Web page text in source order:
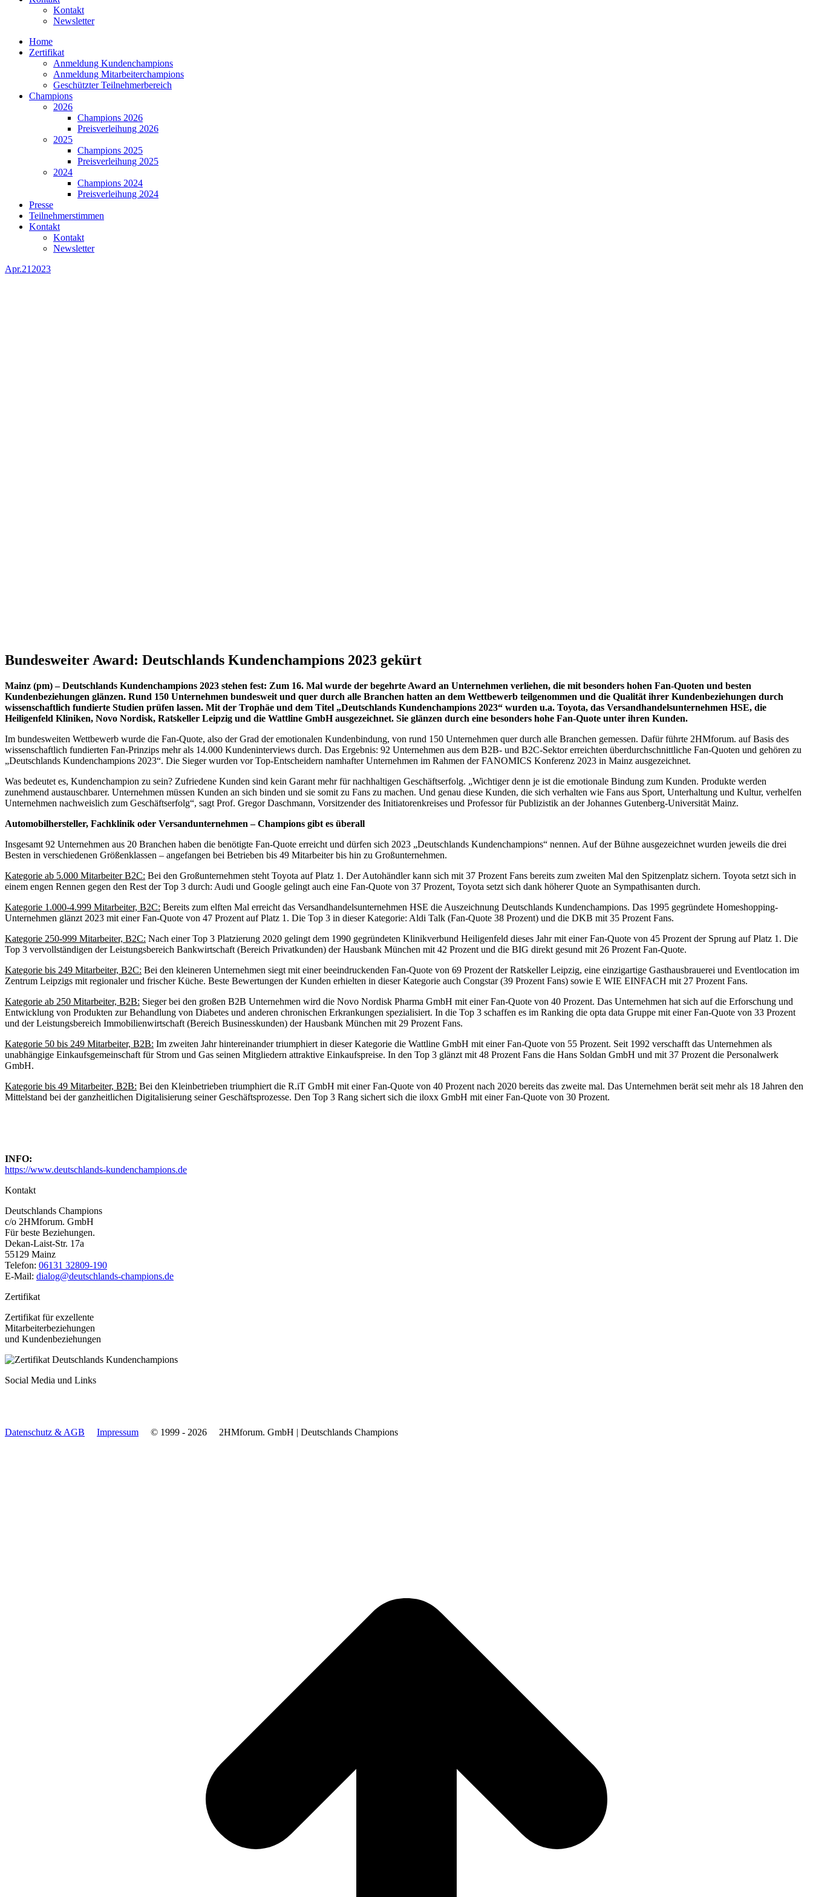
Kontakt
Newsletter
Home
Zertifikat
Anmeldung Kundenchampions
Anmeldung Mitarbeiterchampions
Geschützter Teilnehmerbereich
Champions
2026
Champions 2026
Preisverleihung 2026
2025
Champions 2025
Preisverleihung 2025
2024
Champions 2024
Preisverleihung 2024
Presse
Teilnehmerstimmen
Kontakt
Kontakt
Newsletter
Apr.21 2023
Bundesweiter Award: Deutschlands Kundenchampions 2023 gekürt
Mainz (pm) – Deutschlands Kundenchampions 2023 stehen fest: Zum 16. Mal wurde der begehrte Award an Unternehmen verliehen, die mit besonders hohen Fan-Quoten und besten
Kundenbeziehungen glänzen. Rund 150 Unternehmen bundesweit und quer durch alle Branchen hatten an dem Wettbewerb teilgenommen und die Qualität ihrer Kundenbeziehungen durch
wissenschaftlich fundierte Studien prüfen lassen. Mit der Trophäe und dem Titel „Deutschlands Kundenchampions 2023“ wurden u.a. Toyota, das Versandhandelsunternehmen HSE, die
Heiligenfeld Kliniken, Novo Nordisk, Ratskeller Leipzig und die Wattline GmbH ausgezeichnet. Sie glänzen durch eine besonders hohe Fan-Quote unter ihren Kunden.
Im bundesweiten Wettbewerb wurde die Fan-Quote, also der Grad der emotionalen Kundenbindung, von rund 150 Unternehmen quer durch alle Branchen gemessen. Dafür führte 2HMforum. auf Basis des
wissenschaftlich fundierten Fan-Prinzips mehr als 14.000 Kundeninterviews durch. Das Ergebnis: 92 Unternehmen aus dem B2B- und B2C-Sektor erreichten überdurchschnittliche Fan-Quoten und gehören zu
„Deutschlands Kundenchampions 2023“. Die Sieger wurden vor Top-Entscheidern namhafter Unternehmen im Rahmen der FANOMICS Konferenz 2023 in Mainz ausgezeichnet.
Was bedeutet es, Kundenchampion zu sein? Zufriedene Kunden sind kein Garant mehr für nachhaltigen Geschäftserfolg. „Wichtiger denn je ist die emotionale Bindung zum Kunden. Produkte werden
zunehmend austauschbarer. Unternehmen müssen Kunden an sich binden und sie somit zu Fans zu machen. Und genau diese Kunden, die sich verhalten wie Fans aus Sport, Unterhaltung und Kultur, verhelfen
Unternehmen nachweislich zum Geschäftserfolg“, sagt Prof. Gregor Daschmann, Vorsitzender des Initiatorenkreises und Professor für Publizistik an der Johannes Gutenberg-Universität Mainz.
Automobilhersteller, Fachklinik oder Versandunternehmen – Champions gibt es überall
Insgesamt 92 Unternehmen aus 20 Branchen haben die benötigte Fan-Quote erreicht und dürfen sich 2023 „Deutschlands Kundenchampions“ nennen. Auf der Bühne ausgezeichnet wurden jeweils die drei
Besten in verschiedenen Größenklassen – angefangen bei Betrieben bis 49 Mitarbeiter bis hin zu Großunternehmen.
Kategorie ab 5.000 Mitarbeiter B2C: Bei den Großunternehmen steht Toyota auf Platz 1. Der Autohändler kann sich mit 37 Prozent Fans bereits zum zweiten Mal den Spitzenplatz sichern. Toyota setzt sich in
einem engen Rennen gegen den Rest der Top 3 durch: Audi und Google gelingt auch eine Fan-Quote von 37 Prozent, Toyota setzt sich dank höherer Quote an Sympathisanten durch.
Kategorie 1.000-4.999 Mitarbeiter, B2C: Bereits zum elften Mal erreicht das Versandhandelsunternehmen HSE die Auszeichnung Deutschlands Kundenchampions. Das 1995 gegründete Homeshopping-
Unternehmen glänzt 2023 mit einer Fan-Quote von 47 Prozent auf Platz 1. Die Top 3 in dieser Kategorie: Aldi Talk (Fan-Quote 38 Prozent) und die DKB mit 35 Prozent Fans.
Kategorie 250-999 Mitarbeiter, B2C: Nach einer Top 3 Platzierung 2020 gelingt dem 1990 gegründeten Klinikverbund Heiligenfeld dieses Jahr mit einer Fan-Quote von 45 Prozent der Sprung auf Platz 1. Die
Top 3 vervollständigen der Leistungsbereich Bankwirtschaft (Bereich Privatkunden) der Hausbank München mit 42 Prozent und die BIG direkt gesund mit 26 Prozent Fan-Quote.
Kategorie bis 249 Mitarbeiter, B2C: Bei den kleineren Unternehmen siegt mit einer beeindruckenden Fan-Quote von 69 Prozent der Ratskeller Leipzig, eine einzigartige Gasthausbrauerei und Eventlocation im
Zentrum Leipzigs mit regionaler und frischer Küche. Beste Bewertungen der Kunden erhielten in dieser Kategorie auch Congstar (39 Prozent Fans) sowie E WIE EINFACH mit 27 Prozent Fans.
Kategorie ab 250 Mitarbeiter, B2B: Sieger bei den großen B2B Unternehmen wird die Novo Nordisk Pharma GmbH mit einer Fan-Quote von 40 Prozent. Das Unternehmen hat sich auf die Erforschung und
Entwicklung von Produkten zur Behandlung von Diabetes und anderen chronischen Erkrankungen spezialisiert. In die Top 3 schaffen es im Ranking die opta data Gruppe mit einer Fan-Quote von 33 Prozent
und der Leistungsbereich Immobilienwirtschaft (Bereich Businesskunden) der Hausbank München mit 29 Prozent Fans.
Kategorie 50 bis 249 Mitarbeiter, B2B: Im zweiten Jahr hintereinander triumphiert in dieser Kategorie die Wattline GmbH mit einer Fan-Quote von 55 Prozent. Seit 1992 verschafft das Unternehmen als
unabhängige Einkaufsgemeinschaft für Strom und Gas seinen Mitgliedern attraktive Einkaufspreise. In den Top 3 glänzt mit 48 Prozent Fans die Hans Soldan GmbH und mit 37 Prozent die Personalwerk
GmbH.
Kategorie bis 49 Mitarbeiter, B2B: Bei den Kleinbetrieben triumphiert die R.iT GmbH mit einer Fan-Quote von 40 Prozent nach 2020 bereits das zweite mal. Das Unternehmen berät seit mehr als 18 Jahren den
Mittelstand bei der ganzheitlichen Digitalisierung seiner Geschäftsprozesse. Den Top 3 Rang sichert sich die iloxx GmbH mit einer Fan-Quote von 30 Prozent.
INFO:
https://www.deutschlands-kundenchampions.de
Kontakt
Deutschlands Champions
c/o 2HMforum. GmbH
Für beste Beziehungen.
Dekan-Laist-Str. 17a
55129 Mainz
Telefon: 06131 32809-190
E-Mail: dialog@deutschlands-champions.de
Zertifikat
Zertifikat für exzellente
Mitarbeiterbeziehungen
und Kundenbeziehungen
Social Media und Links
Datenschutz & AGB Impressum © 1999 - 2026 2HMforum. GmbH | Deutschlands Champions